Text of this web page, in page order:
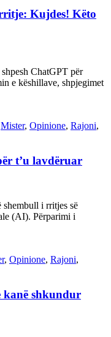
Kujdes! Këto
ChatGPT për
e këshillave, shpjegimet
Mister, Opinione, Rajoni,
t’u lavdëruar
shembull i rritjes së
(AI). Përparimi i
, Opinione, Rajoni,
kanë shkundur